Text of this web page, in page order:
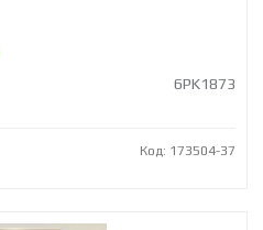
6PK1873
Код: 173504-37